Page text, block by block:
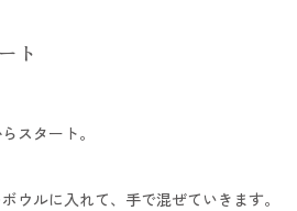
ト
スタート。
ウルに入れて、手で混ぜていきます。